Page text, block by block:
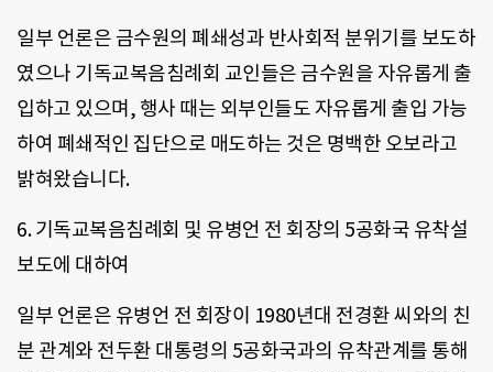
일부 언론은 금수원의 폐쇄성과 반사회적 분위기를 보도하
였으나 기독교복음침례회 교인들은 금수원을 자유롭게 출
입하고 있으며, 행사 때는 외부인들도 자유롭게 출입 가능
하여 폐쇄적인 집단으로 매도하는 것은 명백한 오보라고
밝혀왔습니다.
6. 기독교복음침례회 및 유병언 전 회장의 5공화국 유착설
보도에 대하여
일부 언론은 유병언 전 회장이 1980년대 전경환 씨와의 친
분 관계와 전두환 대통령의 5공화국과의 유착관계를 통해